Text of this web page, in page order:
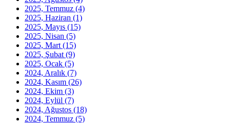
2025, Temmuz (4)
2025, Haziran (1)
2025, Mayıs (15)
2025, Nisan (5)
2025, Mart (15)
2025, Şubat (9)
2025, Ocak (5)
2024, Aralık (7)
2024, Kasım (26)
2024, Ekim (3)
2024, Eylül (7)
2024, Ağustos (18)
2024, Temmuz (5)